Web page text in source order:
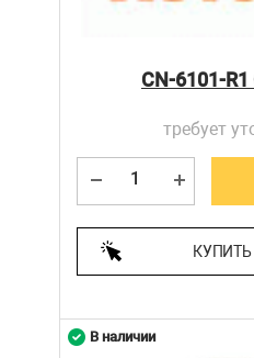
CN-6101-
требует
В наличии